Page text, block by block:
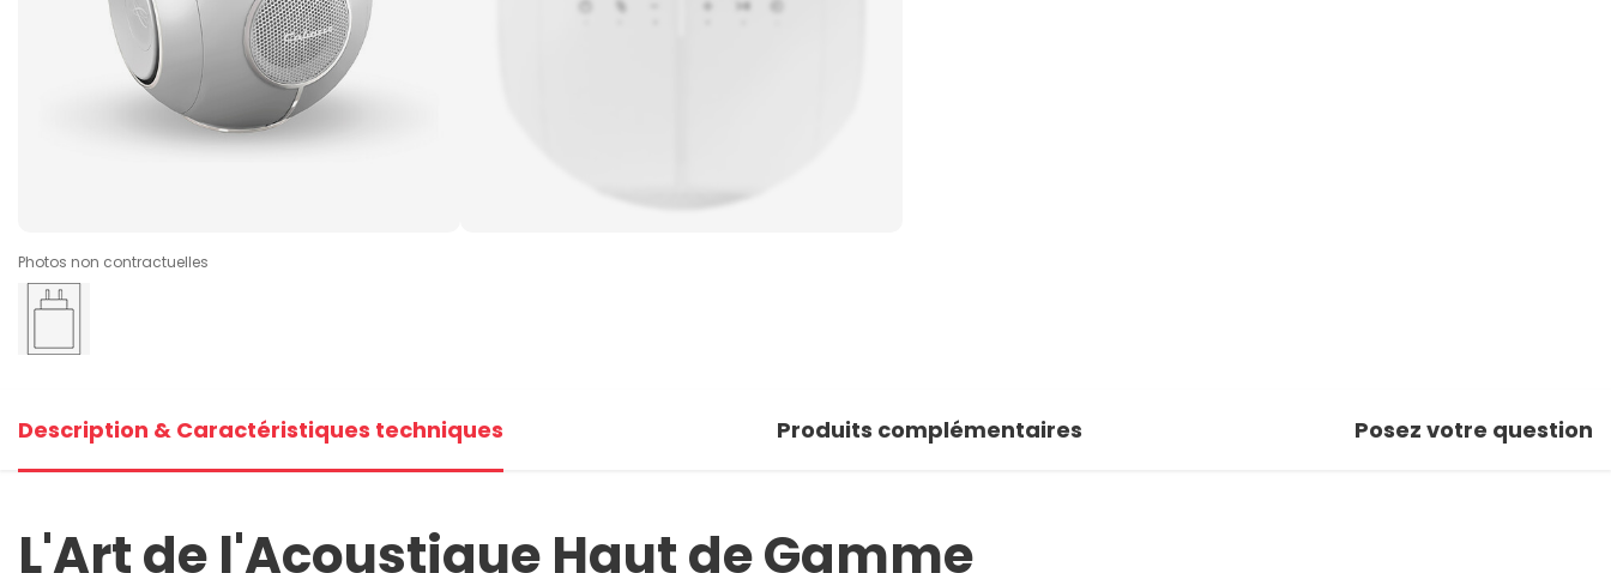
Photos non contractuelles
Description & Caractéristiques techniques Produits complémentaires Posez votre question
L'Art de l'Acoustique Haut de Gamme